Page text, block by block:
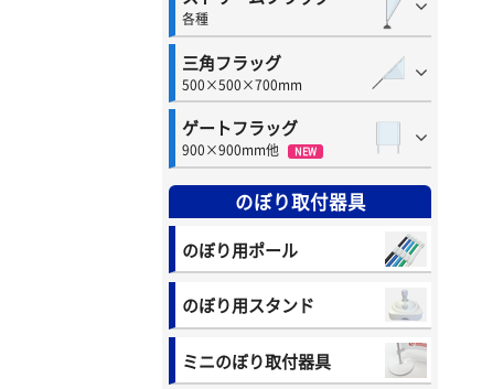
各種
三角フラッグ
500×500×700mm
ゲートフラッグ
900×900mm他 NEW
のぼり取付器具
のぼり用ポール
のぼり用スタンド
ミニのぼり取付器具